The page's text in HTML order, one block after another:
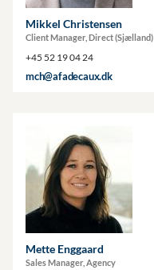
Mikkel Christensen
Client Manager, Direct (Sjælland)
+45 52 19 04 24
mch@afadecaux.dk
Mette Enggaard
Sales Manager, Agency